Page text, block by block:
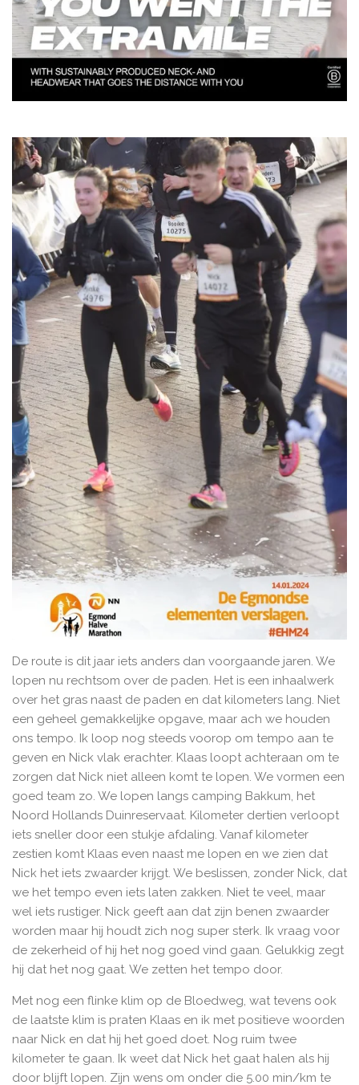
De route is dit jaar iets anders dan voorgaande jaren. We
lopen nu rechtsom over de paden. Het is een inhaalwerk
over het gras naast de paden en dat kilometers lang. Niet
een geheel gemakkelijke opgave, maar ach we houden
ons tempo. Ik loop nog steeds voorop om tempo aan te
geven en Nick vlak erachter. Klaas loopt achteraan om te
zorgen dat Nick niet alleen komt te lopen. We vormen een
goed team zo. We lopen langs camping Bakkum, het
Noord Hollands Duinreservaat. Kilometer dertien verloopt
iets sneller door een stukje afdaling. Vanaf kilometer
zestien komt Klaas even naast me lopen en we zien dat
Nick het iets zwaarder krijgt. We beslissen, zonder Nick, dat
we het tempo even iets laten zakken. Niet te veel, maar
wel iets rustiger. Nick geeft aan dat zijn benen zwaarder
worden maar hij houdt zich nog super sterk. Ik vraag voor
de zekerheid of hij het nog goed vind gaan. Gelukkig zegt
hij dat het nog gaat. We zetten het tempo door.
Met nog een flinke klim op de Bloedweg, wat tevens ook
de laatste klim is praten Klaas en ik met positieve woorden
naar Nick en dat hij het goed doet. Nog ruim twee
kilometer te gaan. Ik weet dat Nick het gaat halen als hij
door blijft lopen. Zijn wens om onder die 5.00 min/km te